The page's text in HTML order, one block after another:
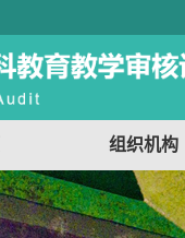
组织机构